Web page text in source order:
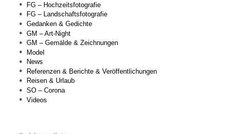
FG – Hochzeitsfotografie
FG – Landschaftsfotografie
Gedanken & Gedichte
GM – Art-Night
GM – Gemälde & Zeichnungen
Model
News
Referenzen & Berichte & Veröffentlichungen
Reisen & Urlaub
SO – Corona
Videos